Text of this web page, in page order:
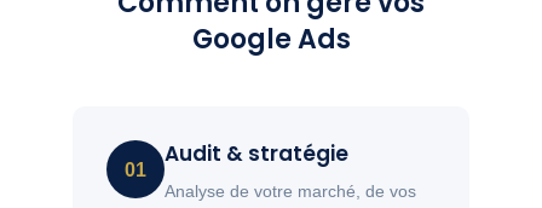
Google Ads
01
Audit & stratégie
Analyse de votre marché, de vos